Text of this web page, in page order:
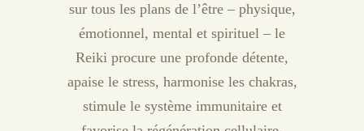
sur tous les plans de l’être – physique,
émotionnel, mental et spirituel – le
Reiki procure une profonde détente,
apaise le stress, harmonise les chakras,
stimule le système immunitaire et